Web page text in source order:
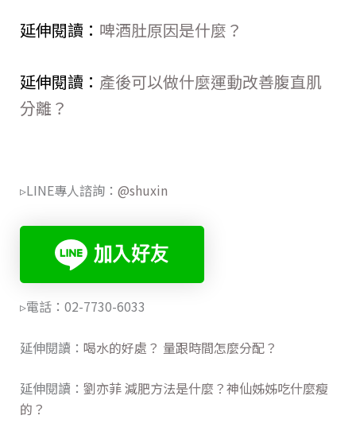
延伸閱讀： 啤酒肚原因是什麼？
延伸閱讀： 產後可以做什麼運動改善腹直肌
分離？
▹LINE專人諮詢： @shuxin
▹電話：02-7730-6033
延伸閱讀： 喝水的好處？ 量跟時間怎麼分配？
延伸閱讀： 劉亦菲 減肥方法是什麼？神仙姊姊吃什麼瘦
的？